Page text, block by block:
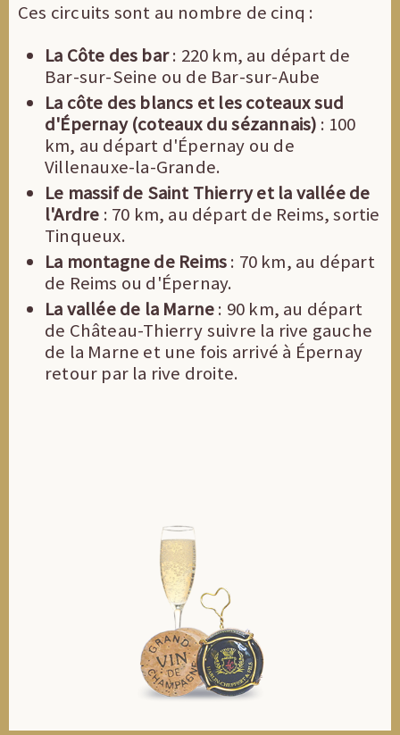
Ces circuits sont au nombre de cinq :
La Côte des bar: 220 km, au départ de
Bar-sur-Seine ou de Bar-sur-Aube
La côte des blancs et les coteaux sud
d'Épernay (coteaux du sézannais) : 100
km, au départ d'Épernay ou de
Villenauxe-la-Grande.
Le massif de Saint Thierry et la vallée de
l'Ardre : 70 km, au départ de Reims, sortie
Tinqueux.
La montagne de Reims: 70 km, au départ
de Reims ou d'Épernay.
La vallée de la Marne: 90 km, au départ
de Château-Thierry suivre la rive gauche
de la Marne et une fois arrivé à Épernay
retour par la rive droite.